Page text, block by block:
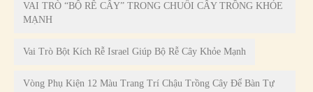
VAI TRÒ “BỘ RỄ CÂY” TRONG CHUỔI CÂY TRỒNG KHỎE
MẠNH
Vai Trò Bột Kích Rễ Israel Giúp Bộ Rễ Cây Khỏe Mạnh
Vòng Phụ Kiện 12 Màu Trang Trí Chậu Trồng Cây Để Bàn Tự